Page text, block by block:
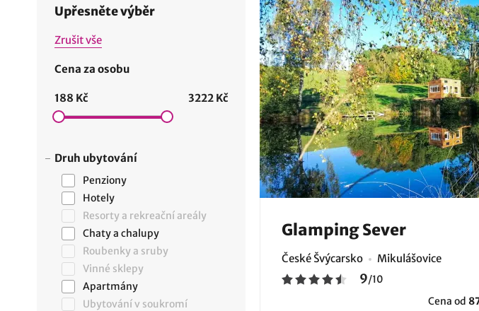
Upřesněte výběr
Zrušit vše
Cena za osobu
188 Kč 3222 Kč
Druh ubytování
Penziony
Hotely
Resorty a rekreační areály
Chaty a chalupy
Roubenky a sruby
Vinné sklepy
Apartmány
Ubytování v soukromí
Glamping Sever
České Švýcarsko Mikulášovice
9/10
Cena od